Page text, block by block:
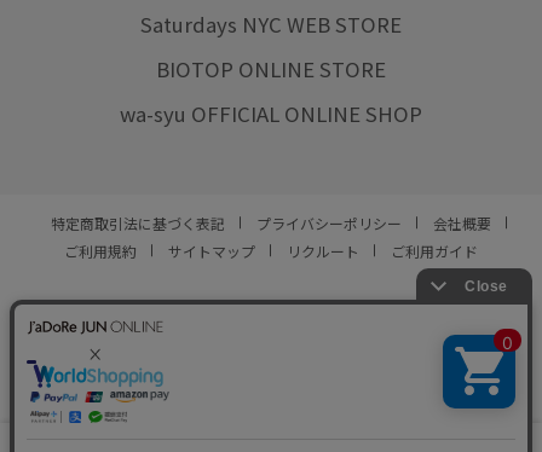
Saturdays NYC WEB STORE
BIOTOP ONLINE STORE
wa-syu OFFICIAL ONLINE SHOP
特定商取引法に基づく表記 プライバシーポリシー
会社概要
ご利用規約
サイトマップ リクルート ご利用ガイド
© JUN CO.,LTD. ALL RIGHTS RESERVED.